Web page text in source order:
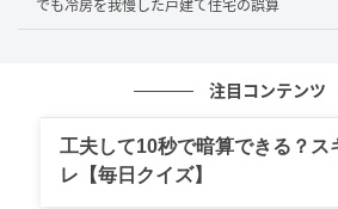
吹き抜けロビー
フィットネスジム
24時間有人管理
でも冷房を我慢した戸建て住宅の誤算
注目コンテンツ
工夫して10秒で暗算できる？ス
レ【毎日クイズ】